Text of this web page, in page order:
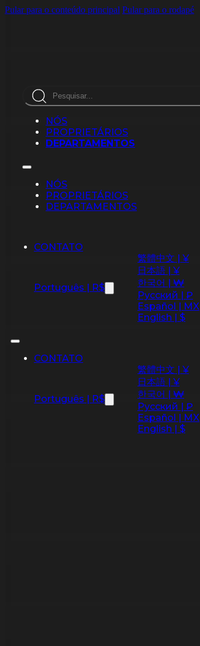
Pular para o conteúdo principal Pular para o rodapé
Pesquisar
NÓS
PROPRIETÁRIOS
DEPARTAMENTOS
NÓS
PROPRIETÁRIOS
DEPARTAMENTOS
CONTATO
Português | R$
繁體中文 | ¥
日本語 | ¥
한국어 | ₩
Русский | ₽
Español | MX
English | $
CONTATO
Português | R$
繁體中文 | ¥
日本語 | ¥
한국어 | ₩
Русский | ₽
Español | MX
English | $